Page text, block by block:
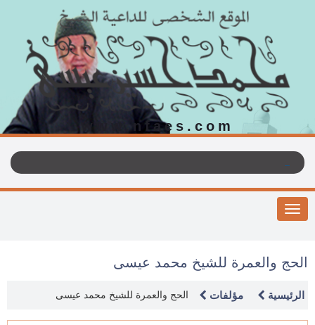
www.nfaes.com
Toggle
navigation
الحج والعمرة للشيخ محمد عيسى
الرئيسية مؤلفات الحج والعمرة للشيخ محمد عيسى